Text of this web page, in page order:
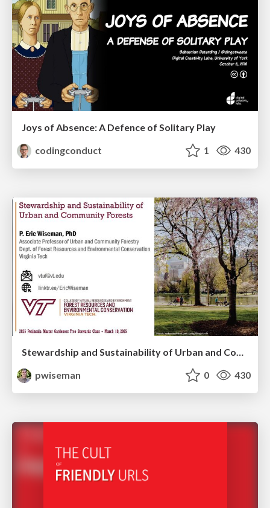
Joys of Absence: A Defence of Solitary Play
codingconduct
1 430
Stewardship and Sustainability of Urban and Community Forests
pwiseman
0 430